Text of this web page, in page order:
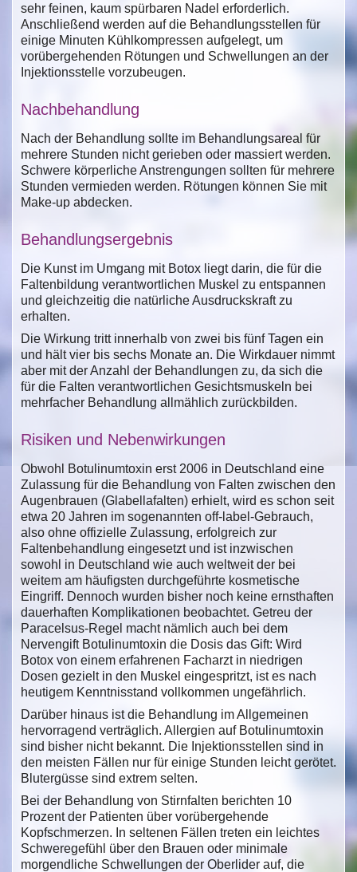
sehr feinen, kaum spürbaren Nadel erforderlich.
Anschließend werden auf die Behandlungsstellen für
einige Minuten Kühlkompressen aufgelegt, um
vorübergehenden Rötungen und Schwellungen an der
Injektionsstelle vorzubeugen.
Nachbehandlung
Nach der Behandlung sollte im Behandlungsareal für
mehrere Stunden nicht gerieben oder massiert werden.
Schwere körperliche Anstrengungen sollten für mehrere
Stunden vermieden werden. Rötungen können Sie mit
Make-up abdecken.
Behandlungsergebnis
Die Kunst im Umgang mit Botox liegt darin, die für die
Faltenbildung verantwortlichen Muskel zu entspannen
und gleichzeitig die natürliche Ausdruckskraft zu
erhalten.
Die Wirkung tritt innerhalb von zwei bis fünf Tagen ein
und hält vier bis sechs Monate an. Die Wirkdauer nimmt
aber mit der Anzahl der Behandlungen zu, da sich die
für die Falten verantwortlichen Gesichtsmuskeln bei
mehrfacher Behandlung allmählich zurückbilden.
Risiken und Nebenwirkungen
Obwohl Botulinumtoxin erst 2006 in Deutschland eine
Zulassung für die Behandlung von Falten zwischen den
Augenbrauen (Glabellafalten) erhielt, wird es schon seit
etwa 20 Jahren im sogenannten off-label-Gebrauch,
also ohne offizielle Zulassung, erfolgreich zur
Faltenbehandlung eingesetzt und ist inzwischen
sowohl in Deutschland wie auch weltweit der bei
weitem am häufigsten durchgeführte kosmetische
Eingriff. Dennoch wurden bisher noch keine ernsthaften
dauerhaften Komplikationen beobachtet. Getreu der
Paracelsus-Regel macht nämlich auch bei dem
Nervengift Botulinumtoxin die Dosis das Gift: Wird
Botox von einem erfahrenen Facharzt in niedrigen
Dosen gezielt in den Muskel eingespritzt, ist es nach
heutigem Kenntnisstand vollkommen ungefährlich.
Darüber hinaus ist die Behandlung im Allgemeinen
hervorragend verträglich. Allergien auf Botulinumtoxin
sind bisher nicht bekannt. Die Injektionsstellen sind in
den meisten Fällen nur für einige Stunden leicht gerötet.
Blutergüsse sind extrem selten.
Bei der Behandlung von Stirnfalten berichten 10
Prozent der Patienten über vorübergehende
Kopfschmerzen. In seltenen Fällen treten ein leichtes
Schweregefühl über den Brauen oder minimale
morgendliche Schwellungen der Oberlider auf, die